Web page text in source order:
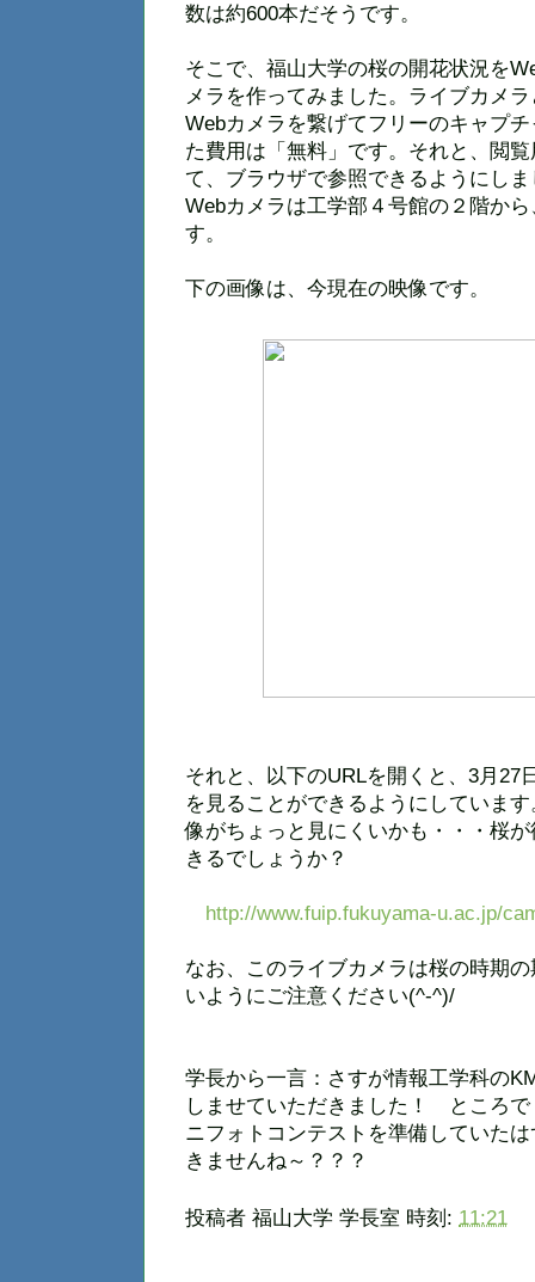
数は約600本だそうです。
そこで、福山大学の桜の開花状況を
メラを作ってみました。ライブカメ
Webカメラを繋げてフリーのキャプ
た費用は「無料」です。それと、閲
て、ブラウザで参照できるようにし
Webカメラは工学部４号館の２階か
す。
下の画像は、今現在の映像です。
それと、以下のURLを開くと、3月27
を見ることができるようにしていま
像がちょっと見にくいかも・・・桜
きるでしょうか？
http://www.fuip.fukuyama-u.ac.jp/
なお、このライブカメラは桜の時期
いようにご注意ください(^-^)/
学長から一言：さすが情報工学科の
しませていただきました！ ところ
ニフォトコンテストを準備していた
きませんね～？？？
投稿者 福山大学 学長室 時刻: 11:21